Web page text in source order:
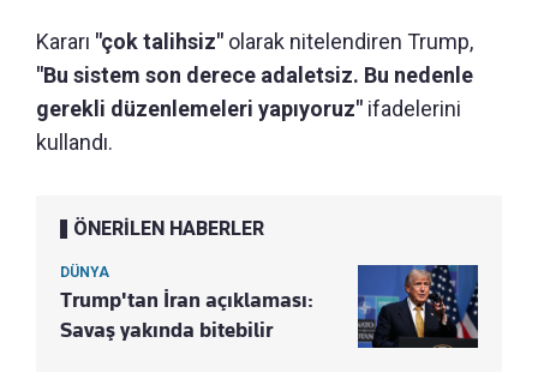
Kararı "çok talihsiz" olarak nitelendiren Trump,
"Bu sistem son derece adaletsiz. Bu nedenle
gerekli düzenlemeleri yapıyoruz" ifadelerini
kullandı.
ÖNERİLEN HABERLER
DÜNYA
Trump'tan İran açıklaması:
Savaş yakında bitebilir